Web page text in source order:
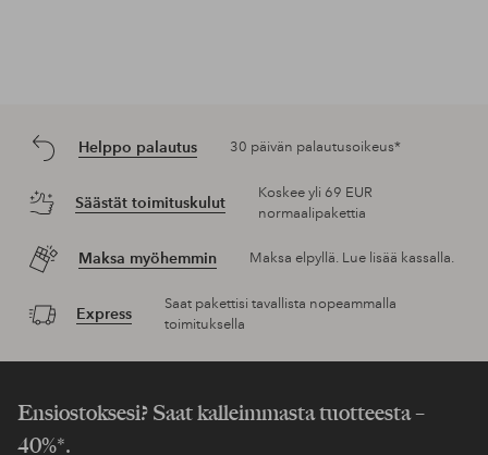
Helppo palautus 30 päivän palautusoikeus*
Säästät toimituskulut
Koskee yli 69 EUR
normaalipakettia
Maksa myöhemmin Maksa elpyllä. Lue lisää kassalla.
Express
Saat pakettisi tavallista nopeammalla
toimituksella
Ensiostoksesi? Saat kalleimmasta tuotteesta –
40%*.